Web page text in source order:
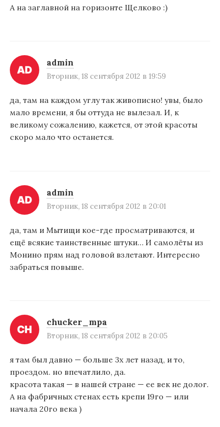
А на заглавной на горизонте Щелково :)
admin
Вторник, 18 сентября 2012 в 19:59
да, там на каждом углу так живописно! увы, было
мало времени, я бы оттуда не вылезал. И, к
великому сожалению, кажется, от этой красоты
скоро мало что останется.
admin
Вторник, 18 сентября 2012 в 20:01
да, там и Мытищи кое-где просматриваются, и
ещё всякие таинственные штуки… И самолёты из
Монино прям над головой взлетают. Интересно
забраться повыше.
chucker_mpa
Вторник, 18 сентября 2012 в 20:05
я там был давно — больше 3х лет назад, и то,
проездом. но впечатлило, да.
красота такая — в нашей стране — ее век не долог.
А на фабричных стенах есть крепи 19го — или
начала 20го века )